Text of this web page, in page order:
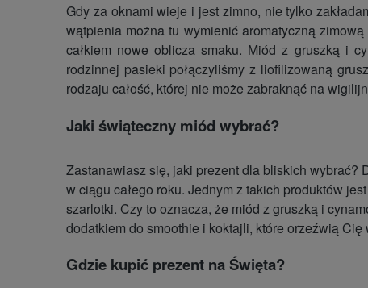
Gdy za oknami wieje i jest zimno, nie tylko
wątpienia można tu wymienić aromatyczną
całkiem nowe oblicza smaku. Miód z gruszką i
rodzinnej pasieki połączyliśmy z liofilizowaną
rodzaju całość, której nie może zabraknąć na
Jaki świąteczny miód wybrać?
Zastanawiasz się, jaki prezent dla bliskich wybrać?
w ciągu całego roku. Jednym z takich produktów
szarlotki. Czy to oznacza, że miód z gruszką i
dodatkiem do smoothie i koktajli, które orzeźwią
Gdzie kupić prezent na Święta?